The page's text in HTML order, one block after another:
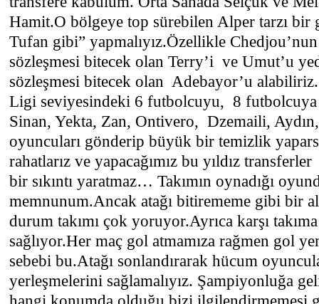
Hamit.O bölgeye top sürebilen Alper tarzı bir
Tufan gibi” yapmalıyız.Özellikle
sözleşmesi bitecek olan Terry’i ve Umut’u
sözleşmesi bitecek olan Adebayor’u
Ligi seviyesindeki 6 futbolcuyu, 8
Sinan, Yekta, Zan, Ontivero, Dzemaili,
oyuncuları gönderip büyük bir temizlik
rahatlarız ve yapacağımız bu yıldız
bir sıkıntı yaratmaz… Takımın oynadığı
memnunum.Ancak atağı bitirememe gibi bir
durum takımı çok yoruyor.Ayrıca karşı
sağlıyor.Her maç gol atmamıza rağmen gol
sebebi bu.Atağı sonlandırarak hücum
yerleşmelerini sağlamalıyız. Şampiyonluğa